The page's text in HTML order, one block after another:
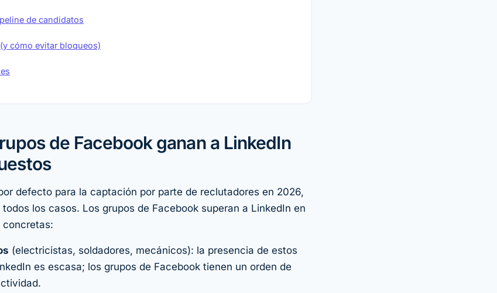
de candidatos
cómo evitar bloqueos)
de Facebook ganan a LinkedIn
defecto para la captación por parte de reclutadores en 2026,
los casos. Los grupos de Facebook superan a LinkedIn en
concretas:
(electricistas, soldadores, mecánicos): la presencia de estos
es escasa; los grupos de Facebook tienen un orden de